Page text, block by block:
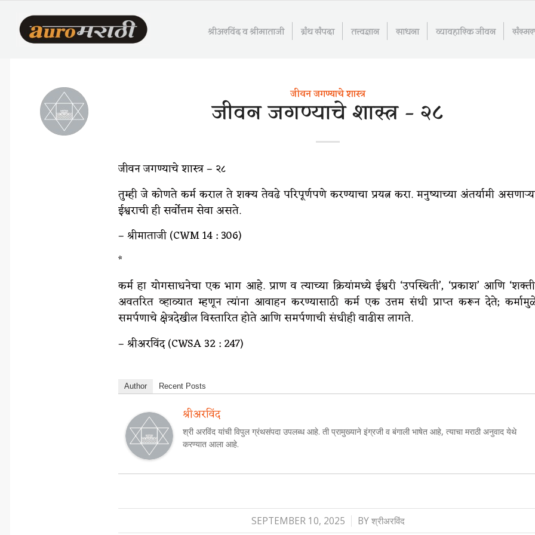
श्रीअरविंद व श्रीमाताजी ग्रंथ संपदा तत्त्वज्ञान साधना व्यावहारिक जीवन
जीवन जगण्याचे शास्त्र
जीवन जगण्याचे शास्त्र – २८
जीवन जगण्याचे शास्त्र – २८
तुम्ही जे कोणते कर्म कराल ते शक्य तेवढे परिपूर्णपणे करण्याचा प्रयत्न करा. मनुष्याच्या अंतर्यामी
ईश्वराची ही सर्वोत्तम सेवा असते.
– श्रीमाताजी (CWM 14 : 306)
*
कर्म हा योगसाधनेचा एक भाग आहे. प्राण व त्याच्या क्रियांमध्ये ईश्वरी ‘उपस्थिती’, ‘प्रकाश’ आणि
अवतरित व्हाव्यात म्हणून त्यांना आवाहन करण्यासाठी कर्म एक उत्तम संधी प्राप्त करून देते;
समर्पणाचे क्षेत्रदेखील विस्तारित होते आणि समर्पणाची संधीही वाढीस लागते.
– श्रीअरविंद (CWSA 32 : 247)
Author Recent Posts
श्रीअरविंद
श्री अरविंद यांची विपुल ग्रंथसंपदा उपलब्ध आहे. ती प्रामुख्याने इंग्रजी व बंगाली भाषेत आहे, त्याचा मराठी अनुवाद येथे
करण्यात आला आहे.
SEPTEMBER 10, 2025
/ BYश्रीअरविंद